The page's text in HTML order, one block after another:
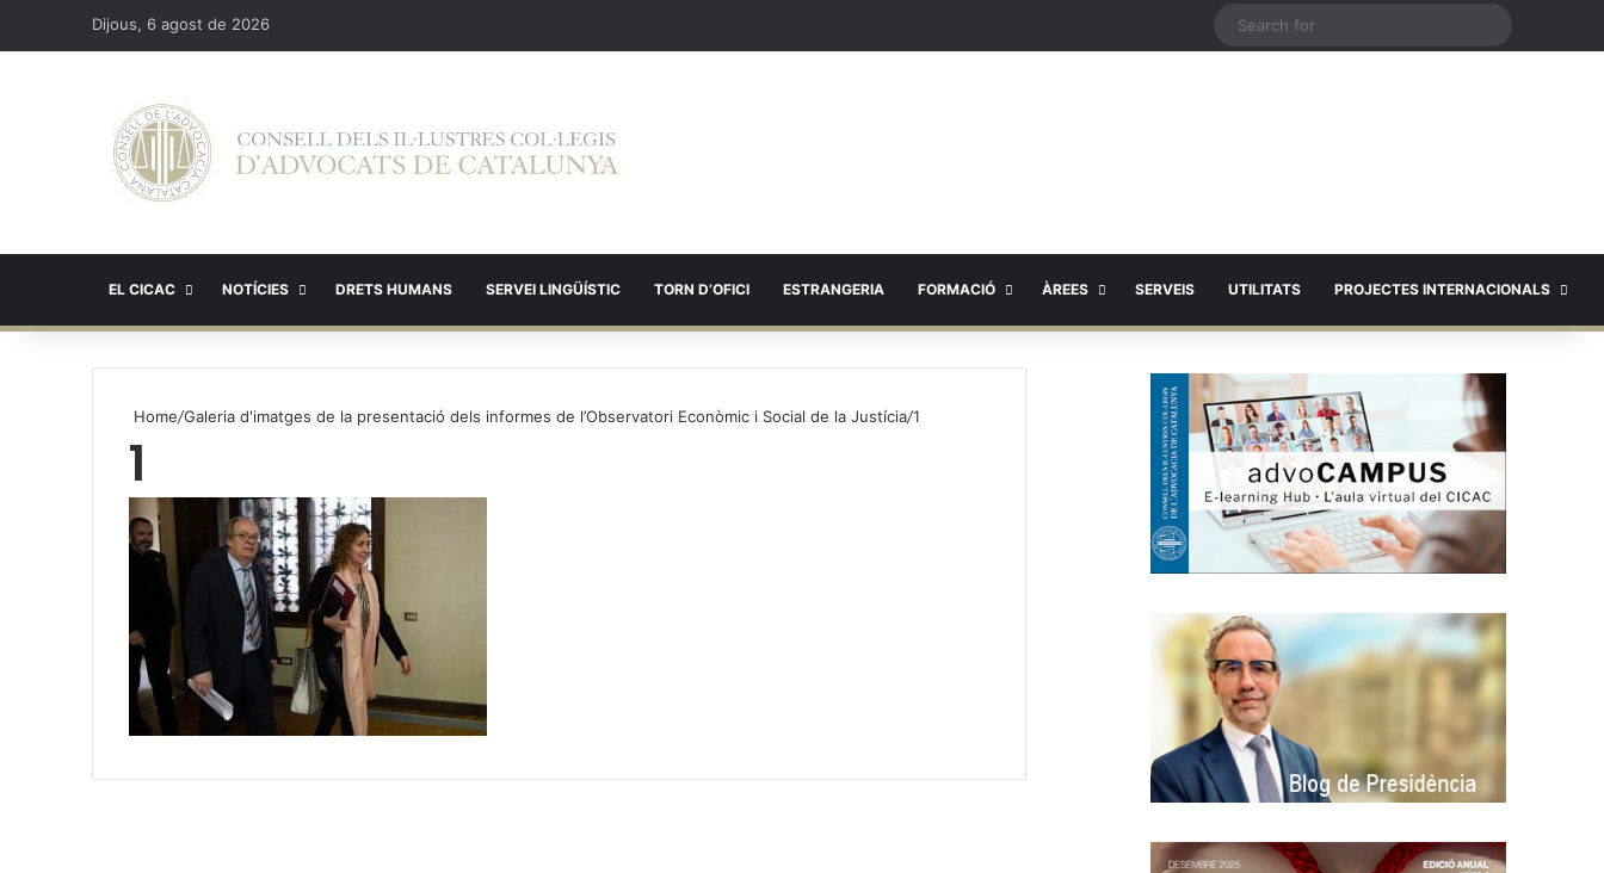
Dijous, 6 agost de 2026
EL CICAC NOTÍCIES DRETS HUMANS SERVEI LINGÜÍSTIC TORN D’OFICI ESTRANGERIA FORMACIÓ ÀREES SERVEIS UTILITATS PROJECTES INTERNACIONALS
Home/Galeria d'imatges de la presentació dels informes de l’Observatori Econòmic i Social de la Justícia/1
1